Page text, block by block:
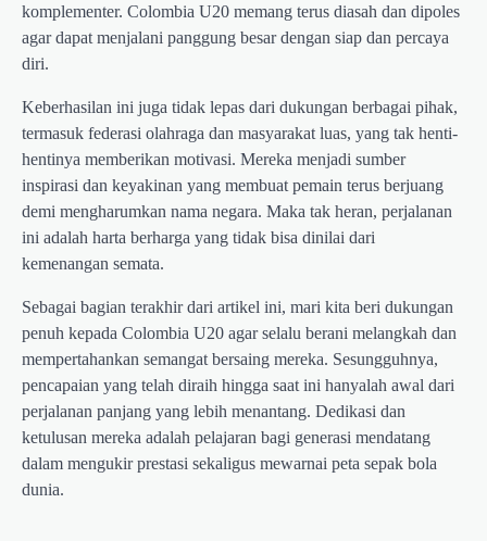
komplementer. Colombia U20 memang terus diasah dan dipoles
agar dapat menjalani panggung besar dengan siap dan percaya
diri.
Keberhasilan ini juga tidak lepas dari dukungan berbagai pihak,
termasuk federasi olahraga dan masyarakat luas, yang tak henti-
hentinya memberikan motivasi. Mereka menjadi sumber
inspirasi dan keyakinan yang membuat pemain terus berjuang
demi mengharumkan nama negara. Maka tak heran, perjalanan
ini adalah harta berharga yang tidak bisa dinilai dari
kemenangan semata.
Sebagai bagian terakhir dari artikel ini, mari kita beri dukungan
penuh kepada Colombia U20 agar selalu berani melangkah dan
mempertahankan semangat bersaing mereka. Sesungguhnya,
pencapaian yang telah diraih hingga saat ini hanyalah awal dari
perjalanan panjang yang lebih menantang. Dedikasi dan
ketulusan mereka adalah pelajaran bagi generasi mendatang
dalam mengukir prestasi sekaligus mewarnai peta sepak bola
dunia.